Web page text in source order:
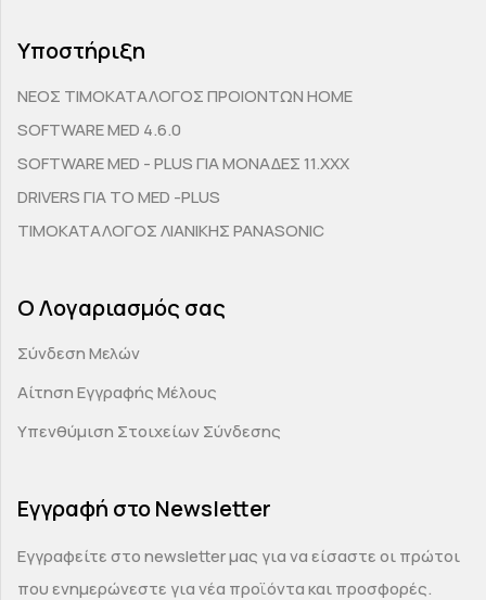
Υποστήριξη
ΝΕΟΣ ΤΙΜΟΚΑΤΑΛΟΓΟΣ ΠΡΟΙΟΝΤΩΝ HOME
SOFTWARE MED 4.6.0
SOFTWARE MED - PLUS ΓΙΑ ΜΟΝΑΔΕΣ 11.ΧΧΧ
DRIVERS ΓΙΑ ΤΟ MED -PLUS
ΤΙΜΟΚΑΤΑΛΟΓΟΣ ΛΙΑΝΙΚΗΣ PANASONIC
Ο Λογαριασμός σας
Σύνδεση Μελών
Αίτηση Εγγραφής Μέλους
Υπενθύμιση Στοιχείων Σύνδεσης
Εγγραφή στο Newsletter
Εγγραφείτε στο newsletter μας για να είσαστε οι πρώτοι
που ενημερώνεστε για νέα προϊόντα και προσφορές.